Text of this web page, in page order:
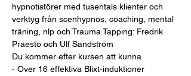
hypnotistörer med tusentals klienter och
verktyg från scenhypnos, coaching, mental
träning, nlp och Trauma Tapping: Fredrik
Praesto och Ulf Sandström
Du kommer efter kursen att kunna
- Över 16 effektiva Blixt-induktioner